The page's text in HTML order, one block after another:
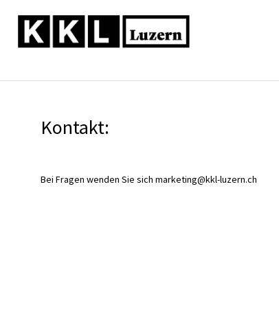
Kontakt:
Bei Fragen wenden Sie sich marketing@kkl-luzern.ch